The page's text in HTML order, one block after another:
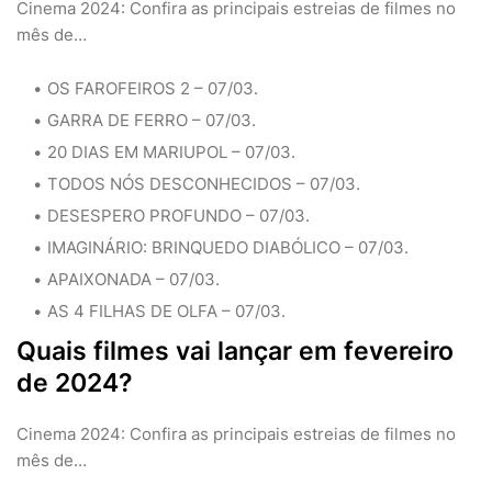
Cinema 2024: Confira as principais estreias de filmes no
mês de…
OS FAROFEIROS 2 – 07/03.
GARRA DE FERRO – 07/03.
20 DIAS EM MARIUPOL – 07/03.
TODOS NÓS DESCONHECIDOS – 07/03.
DESESPERO PROFUNDO – 07/03.
IMAGINÁRIO: BRINQUEDO DIABÓLICO – 07/03.
APAIXONADA – 07/03.
AS 4 FILHAS DE OLFA – 07/03.
Quais filmes vai lançar em fevereiro
de 2024?
Cinema 2024: Confira as principais estreias de filmes no
mês de…